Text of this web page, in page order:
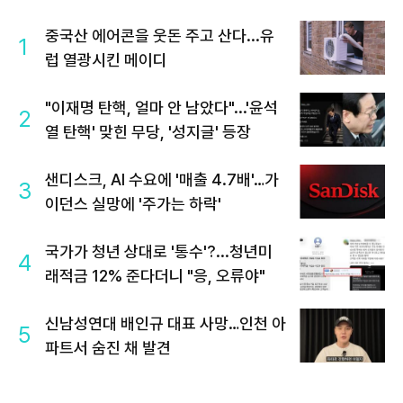
1
중국산 에어콘을 웃돈 주고 산다...유
럽 열광시킨 메이디
2
"이재명 탄핵, 얼마 안 남았다"...'윤석
열 탄핵' 맞힌 무당, '성지글' 등장
3
샌디스크, AI 수요에 '매출 4.7배'…가
이던스 실망에 '주가는 하락'
4
국가가 청년 상대로 '통수'?...청년미
래적금 12% 준다더니 "응, 오류야"
5
신남성연대 배인규 대표 사망…인천 아
파트서 숨진 채 발견